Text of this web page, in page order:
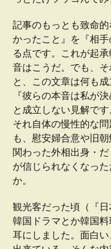
記事のもっとも致命
かったこと』を『相
る点です。これが起
音はこうだ。でも、
と、この文章は何も
『彼らの本音は私が決
と成立しない見解で
それ自体の慢性的な
も、慰安婦合意や旧
関わった外相出身・
が信じられなくなっ
か。
観光客だった頃（『日
韓国ドラマとか韓国
耳にしました。面白